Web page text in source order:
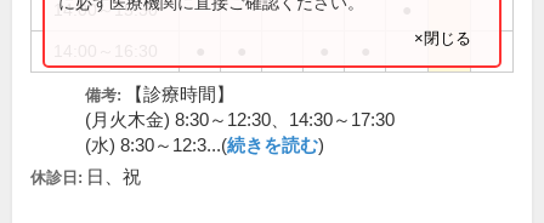
14:00～15:30
×閉じる
備考:
【診療時間】
(月火木金) 8:30～12:30、14:30～17:30
(水) 8:30～12:3...(続きを読む)
休診日: 日、祝